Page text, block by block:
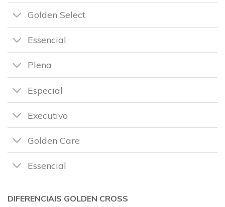
Golden Select
Essencial
Plena
Especial
Executivo
Golden Care
Essencial
DIFERENCIAIS GOLDEN CROSS